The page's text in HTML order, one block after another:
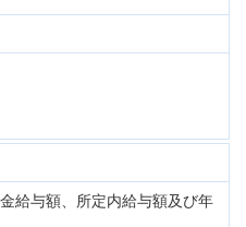
給与額、所定内給与額及び年